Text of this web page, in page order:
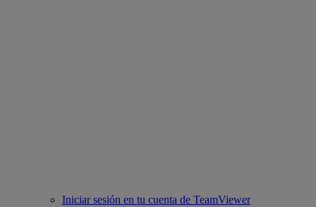
Iniciar sesión en tu cuenta de TeamViewer